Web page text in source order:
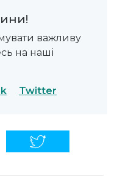
важливу
на наші
Twitter